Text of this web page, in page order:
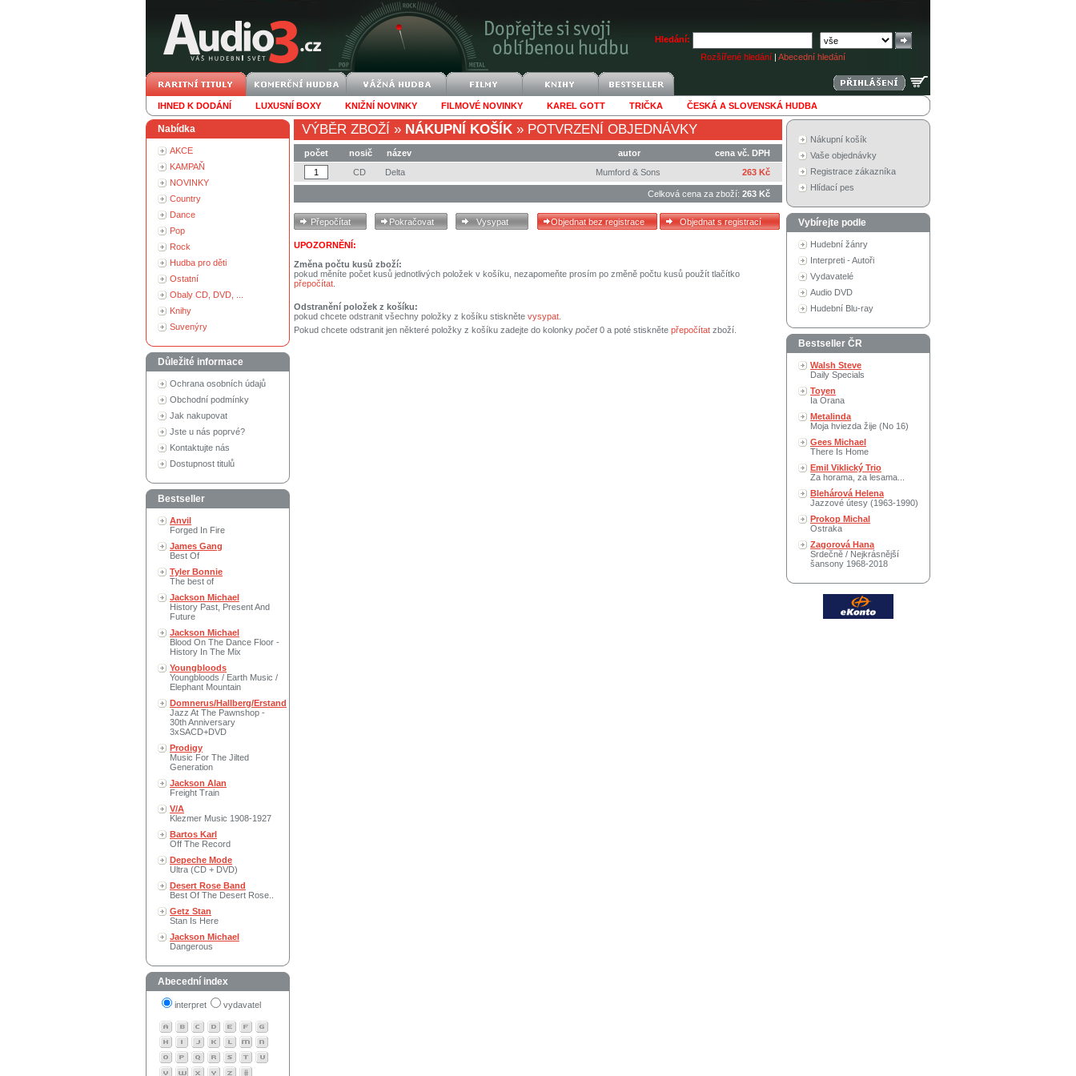
Hledání:
Rozšířené hledání | Abecední hledání
IHNED K DODÁNÍ LUXUSNÍ BOXY KNIŽNÍ NOVINKY FILMOVÉ NOVINKY KAREL GOTT TRIČKA ČESKÁ A SLOVENSKÁ HUDBA
Nabídka
AKCE
KAMPAŇ
NOVINKY
Country
Dance
Pop
Rock
Hudba pro děti
Ostatní
Obaly CD, DVD, ...
Knihy
Suvenýry
Důležité informace
Ochrana osobních údajů
Obchodní podmínky
Jak nakupovat
Jste u nás poprvé?
Kontaktujte nás
Dostupnost titulů
Bestseller
Anvil
Forged In Fire
James Gang
Best Of
Tyler Bonnie
The best of
Jackson Michael
History Past, Present And
Future
Jackson Michael
Blood On The Dance Floor -
History In The Mix
Youngbloods
Youngbloods / Earth Music /
Elephant Mountain
Domnerus/Hallberg/Erstand
Jazz At The Pawnshop -
30th Anniversary
3xSACD+DVD
Prodigy
Music For The Jilted
Generation
Jackson Alan
Freight Train
V/A
Klezmer Music 1908-1927
Bartos Karl
Off The Record
Depeche Mode
Ultra (CD + DVD)
Desert Rose Band
Best Of The Desert Rose..
Getz Stan
Stan Is Here
Jackson Michael
Dangerous
Abecední index
interpret vydavatel
VÝBĚR ZBOŽÍ » NÁKUPNÍ KOŠÍK » POTVRZENÍ OBJEDNÁVKY
počet nosič název autor
cena vč. DPH
CD
Delta Mumford & Sons 263 Kč
Celková cena za zboží: 263 Kč
UPOZORNĚNÍ:
Změna počtu kusů zboží:
pokud měníte počet kusů jednotlivých položek v košíku, nezapomeňte prosím po změně počtu kusů použít tlačítko
přepočítat
Odstranění položek z košíku:
pokud chcete odstranit všechny položky z košíku stiskněte vysypat
Pokud chcete odstranit jen některé položky z košíku zadejte do kolonky počet0 a poté stiskněte přepočítat zboží.
Nákupní košík
Vaše objednávky
Registrace zákazníka
Hlídací pes
Vybírejte podle
Hudební žánry
Interpreti - Autoři
Vydavatelé
Audio DVD
Hudební Blu-ray
Bestseller ČR
Walsh Steve
Daily Specials
Toyen
Ia Orana
Metalinda
Moja hviezda žije (No 16)
Gees Michael
There Is Home
Emil Viklický Trio
Za horama, za lesama...
Blehárová Helena
Jazzové útesy (1963-1990)
Prokop Michal
Ostraka
Zagorová Hana
Srdečně / Nejkrásnější
šansony 1968-2018